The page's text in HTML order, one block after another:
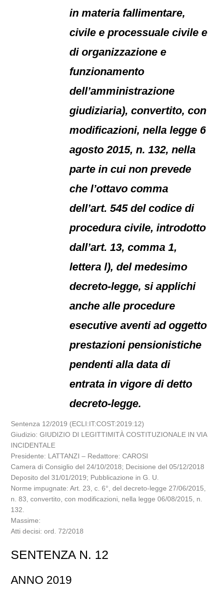
in materia fallimentare,
civile e processuale civile e
di organizzazione e
funzionamento
dell’amministrazione
giudiziaria), convertito, con
modificazioni, nella legge 6
agosto 2015, n. 132, nella
parte in cui non prevede
che l’ottavo comma
dell’art. 545 del codice di
procedura civile, introdotto
dall’art. 13, comma 1,
lettera l), del medesimo
decreto-legge, si applichi
anche alle procedure
esecutive aventi ad oggetto
prestazioni pensionistiche
pendenti alla data di
entrata in vigore di detto
decreto-legge.
Sentenza 12/2019 (ECLI:IT:COST:2019:12)
Giudizio: GIUDIZIO DI LEGITTIMITÀ COSTITUZIONALE IN VIA
INCIDENTALE
Presidente: LATTANZI – Redattore: CAROSI
Camera di Consiglio del 24/10/2018; Decisione del 05/12/2018
Deposito del 31/01/2019; Pubblicazione in G. U.
Norme impugnate: Art. 23, c. 6°, del decreto-legge 27/06/2015,
n. 83, convertito, con modificazioni, nella legge 06/08/2015, n.
132.
Massime:
Atti decisi: ord. 72/2018
SENTENZA N. 12
ANNO 2019